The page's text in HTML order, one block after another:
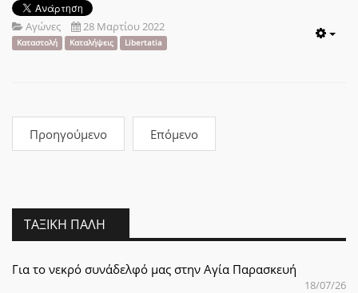
Αγώνες 28 Μαρτίου 2022
Καταστολή Καταλήψεις Libertatia
Προηγούμενο Επόμενο
ΤΑΞΙΚΉ ΠΆΛΗ
Για το νεκρό συνάδελφό μας στην Αγία Παρασκευή
18/07/26